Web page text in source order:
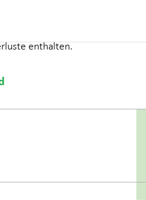
(exkl. Ertragsaufwand) sowie
enthalten.